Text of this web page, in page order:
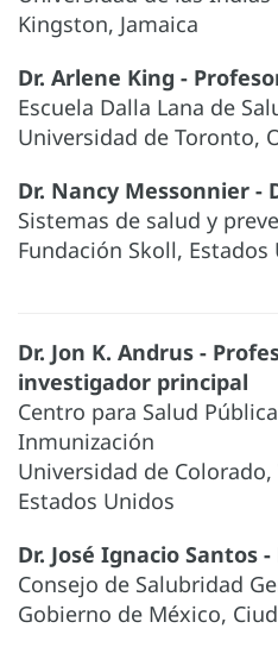
Kingston, Jamaica
Dr. Arlene King -
Escuela Dalla Lana de
Universidad de Toronto,
Dr. Nancy Messonnier -
Sistemas de salud y
Fundación Skoll, Estados
Dr. Jon K. Andrus -
investigador principal
Centro para Salud
Inmunización
Universidad de
Estados Unidos
Dr. José Ignacio Santos
Consejo de Salubridad
Gobierno de México,